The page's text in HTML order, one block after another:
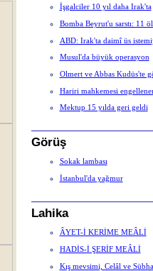
İşgalciler 10 yıl daha Irak'ta
Bomba Beyrut'u sarstı: 11
ABD: Irak'ta daimî üs
Musul'da büyük operasyon
Olmert ve Abbas Kudüs'te
Hariri mahkemesi
Mektup 15 yılda geri geldi
Görüş
Sokak lambası
İstanbul'da yağmur
Lahika
ÂYET-İ KERİME MEÂLİ
HADİS-İ ŞERİF MEÂLİ
Kış mevsimi, Celâl ve